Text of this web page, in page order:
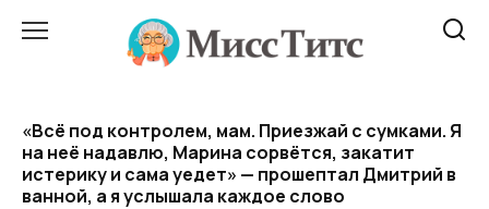
«Всё под контролем, мам. Приезжай с сумками. Я
на неё надавлю, Марина сорвётся, закатит
истерику и сама уедет» — прошептал Дмитрий в
ванной, а я услышала каждое слово